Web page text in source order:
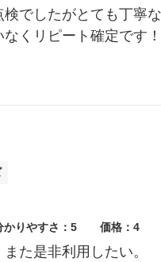
でしたがとても丁寧
くリピート確定です！
かりやすさ：5 価格：4
た是非利用したい。